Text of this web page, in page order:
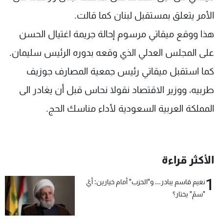
الأمر يتعلق بمستقبل لبنان كما قالت.
هذا ووقع ميقاتي مرسوم إحالة جريمة اغتيال الحسن
على المجلس العدلي الذي وقعه بدوره الرئيس سليمان.
كما استقبل ميقاتي رئيس جمعية المصارف جوزيف
طربيه، ووزير الاقتصاد نقولا نحاس قبل أن يغادر الى
المملكة العربية السعودية لأداء مناسك الحج.
الأكثر قراءة
1نعيم قاسم يبادر... و"الحزب" أمام خيارين: أيّ
"سمّ" يختار؟